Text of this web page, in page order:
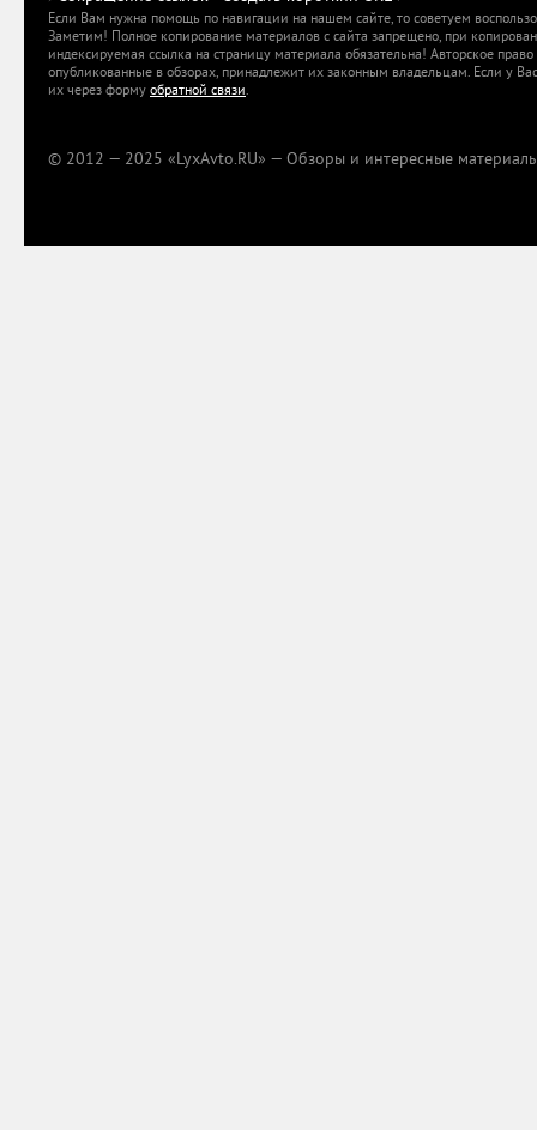
Если Вам нужна помощь по навигации на нашем сайте, то советуем
Заметим! Полное копирование материалов с сайта запрещено, при
индексируемая ссылка на страницу материала обязательна! Авторское
опубликованные в обзорах, принадлежит их законным владельцам. Если у
их через форму обратной связи.
© 2012 — 2025 «LyxAvto.RU» — Обзоры и интересные